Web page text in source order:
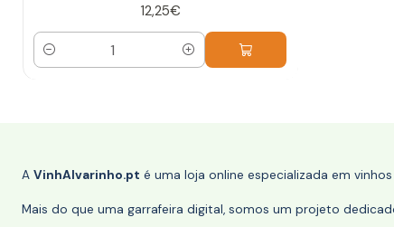
12,25€
Quantidade
A VinhAlvarinho.pt é uma loja online especializada em
Mais do que uma garrafeira digital, somos um projeto